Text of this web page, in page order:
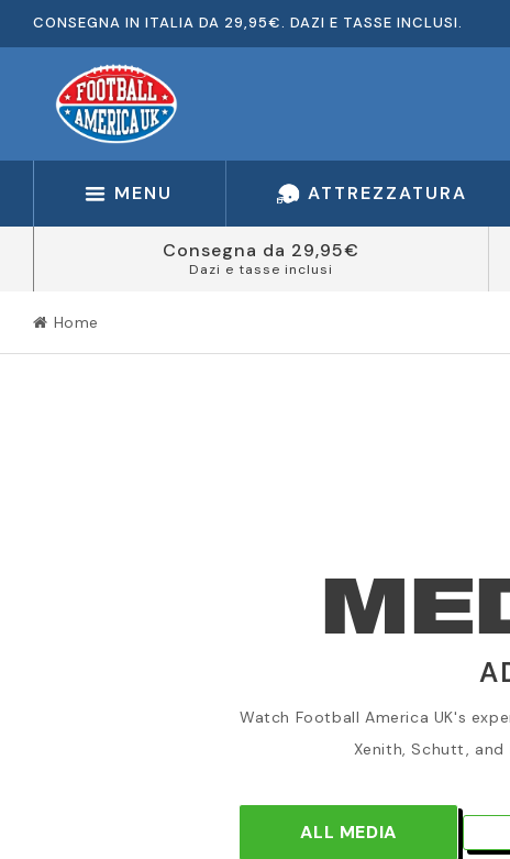
CONSEGNA IN ITALIA DA 29,95€. DAZI E TASSE INCLUSI.
MENU ATTREZZATURA
Consegna da 29,95€
Dazi e tasse inclusi
Home
Watch Football America UK's
Xenith, Schutt,
ALL MEDIA